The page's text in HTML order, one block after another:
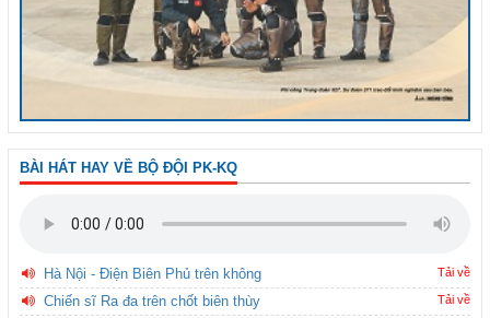
BÀI HÁT HAY VỀ BỘ ĐỘI PK-KQ
Hà Nội - Điện Biên Phủ trên không Tải về
Chiến sĩ Ra đa trên chốt biên thùy Tải về